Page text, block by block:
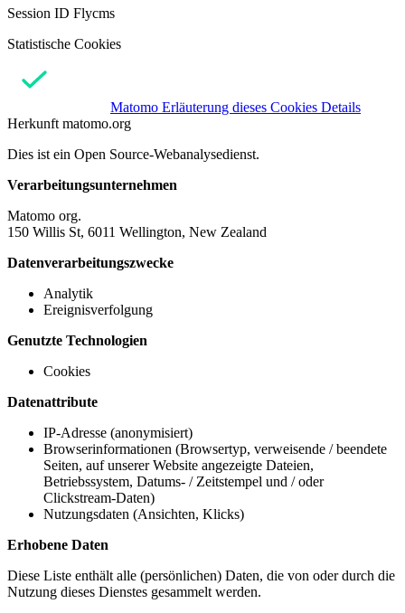
Session ID Flycms
Statistische Cookies
Matomo Erläuterung dieses Cookies Details
Herkunft matomo.org
Dies ist ein Open Source-Webanalysedienst.
Verarbeitungsunternehmen
Matomo org.
150 Willis St, 6011 Wellington, New Zealand
Datenverarbeitungszwecke
Analytik
Ereignisverfolgung
Genutzte Technologien
Cookies
Datenattribute
IP-Adresse (anonymisiert)
Browserinformationen (Browsertyp, verweisende / beendete
Seiten, auf unserer Website angezeigte Dateien,
Betriebssystem, Datums- / Zeitstempel und / oder
Clickstream-Daten)
Nutzungsdaten (Ansichten, Klicks)
Erhobene Daten
Diese Liste enthält alle (persönlichen) Daten, die von oder durch die
Nutzung dieses Dienstes gesammelt werden.